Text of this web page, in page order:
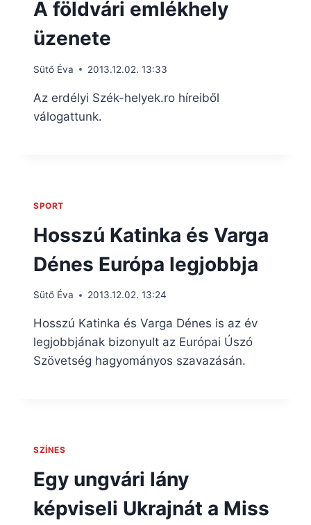
A földvári emlékhely
üzenete
Sütő Éva 2013.12.02. 13:33
Az erdélyi Szék-helyek.ro híreiből
válogattunk.
SPORT
Hosszú Katinka és Varga
Dénes Európa legjobbja
Sütő Éva 2013.12.02. 13:24
Hosszú Katinka és Varga Dénes is az év
legjobbjának bizonyult az Európai Úszó
Szövetség hagyományos szavazásán.
SZÍNES
Egy ungvári lány
képviseli Ukrajnát a Miss